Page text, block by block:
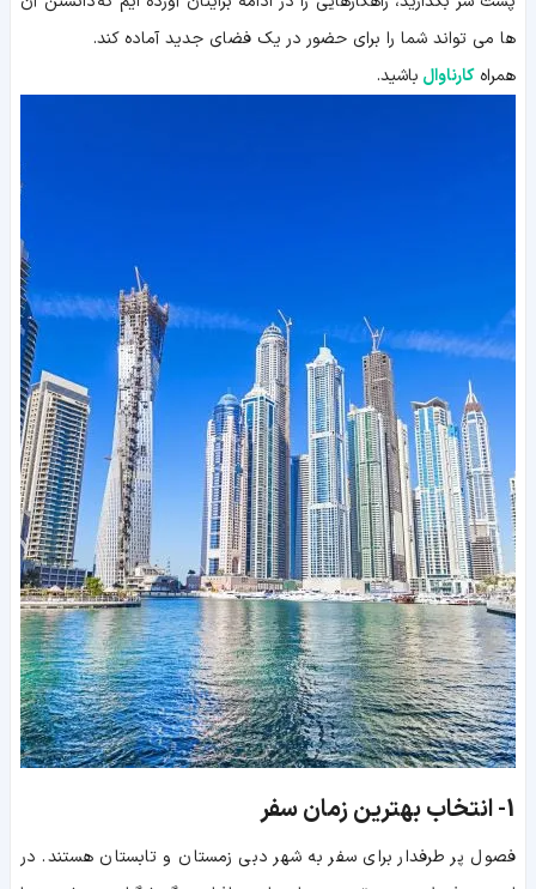
ها می تواند شما را برای حضور در یک فضای جدید آماده کند.
همراهکارناوال باشید.
1- انتخاب بهترین زمان سفر
فصول پر طرفدار برای سفر به شهر دبی زمستان و تابستان هستند. در